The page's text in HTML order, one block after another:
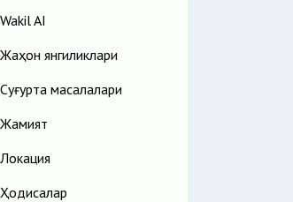
Wakil AI
Жаҳон янгиликлари
Cуғурта масалалари
Жамият
Локация
Ҳодисалар